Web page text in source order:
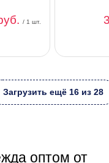
/ 1 шт.
Загрузить ещё 16 из 28
оптом от